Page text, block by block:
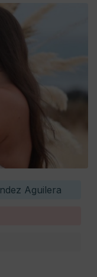
Aguilera